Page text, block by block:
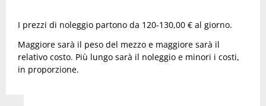
I prezzi di noleggio partono da 120-130,00 € al giorno.
Maggiore sarà il peso del mezzo e maggiore sarà il
relativo costo. Più lungo sarà il noleggio e minori i costi,
in proporzione.